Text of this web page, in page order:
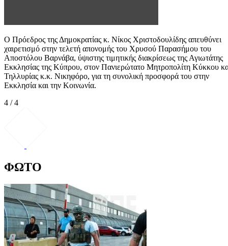
Ο Πρόεδρος της Δημοκρατίας κ. Νίκος Χριστοδουλίδης απευθύνει
χαιρετισμό στην τελετή απονομής του Χρυσού Παρασήμου του
Αποστόλου Βαρνάβα, ύψιστης τιμητικής διακρίσεως της Αγιωτάτης
Εκκλησίας της Κύπρου, στον Πανιερώτατο Μητροπολίτη Κύκκου
Τηλλυρίας κ.κ. Νικηφόρο, για τη συνολική προσφορά του στην
Εκκλησία και την Κοινωνία.
4 / 4
ΦΩΤΟ